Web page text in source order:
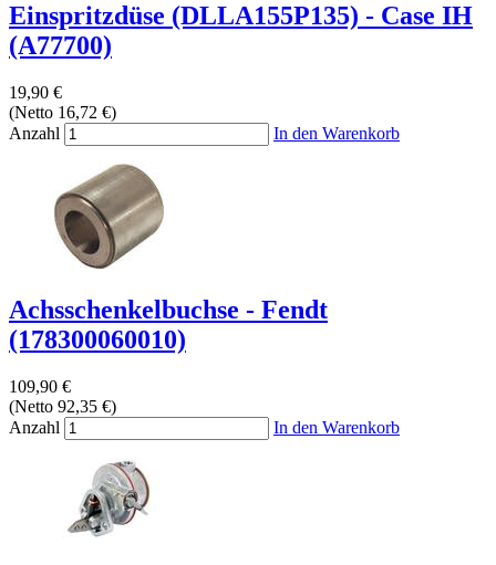
Einspritzdüse (DLLA155P135) - Case IH
(A77700)
19,90 €
(Netto 16,72 €)
Anzahl
In den Warenkorb
Achsschenkelbuchse - Fendt
(178300060010)
109,90 €
(Netto 92,35 €)
Anzahl
In den Warenkorb